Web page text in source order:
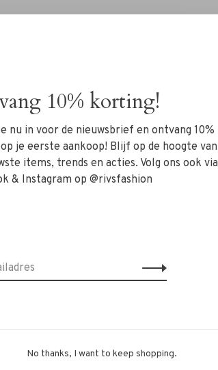
. We
10% korting!
nu in voor de nieuwsbrief en ontvang 10%
je eerste aankoop! Blijf op de hoogte van
items, trends en acties. Volg ons ook via
& Instagram op @rivsfashion
No thanks, I want to keep shopping.